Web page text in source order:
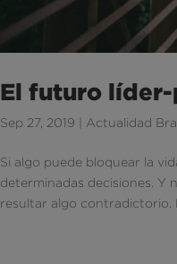
El futuro líder-
Sep 27, 2019 Actualidad
Si algo puede bloquear la
determinadas decisiones. Y
resultar algo contradictorio.